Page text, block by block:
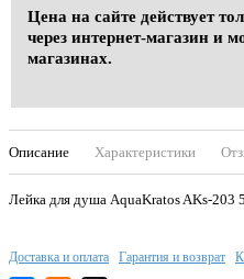
Цена на сайте действует
через интернет-магазин и
магазинах.
Описание Характеристики
Лейка для душа AquaKratos AKs-203
Доставка и оплата Гарантия и возврат